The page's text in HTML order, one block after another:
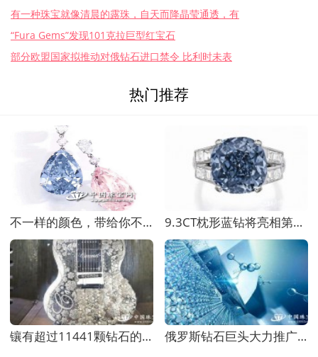
有一种珠宝就像清晨的露珠，自天而降晶莹通透，有
“Fura Gems”发现101克拉巨型红宝石
部分欧盟国家拟推动对俄钻石进口禁令 比利时未表
热门推荐
不一样的颜色，带给你不一样的精彩——钻奇彩钻 9.3CT枕形蓝钻将亮相第二届 GEMGENèVE 日内瓦国
镶有超过11441颗钻石的吉他将亮相阿联酋珠宝展 俄罗斯钻石巨头大力推广带荧光的钻石